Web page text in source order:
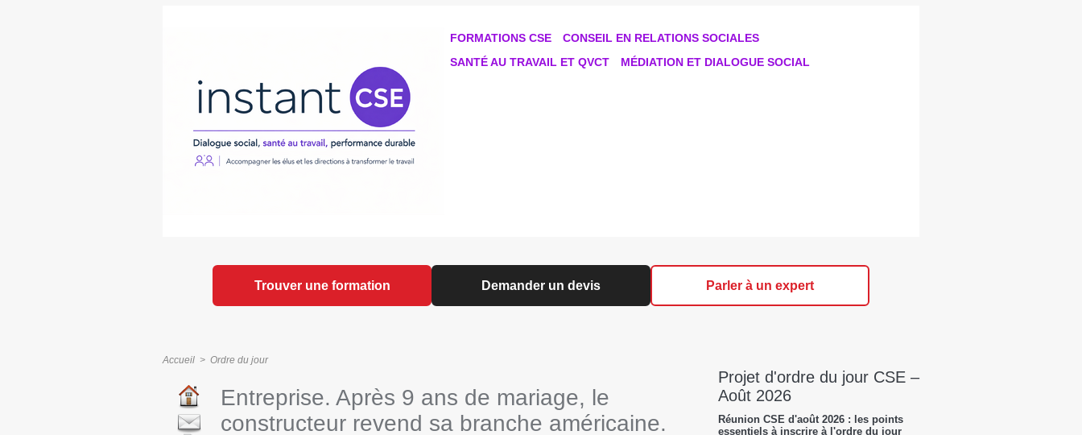
FORMATIONS CSE
CONSEIL EN RELATIONS SOCIALES
SANTÉ AU TRAVAIL ET QVCT
MÉDIATION ET DIALOGUE SOCIAL
Trouver une formation Demander un devis Parler à un expert
Accueil > Ordre du jour
Entreprise. Après 9 ans de mariage, le
constructeur revend sa branche américaine.
Projet d'ordre du jour CSE –
Août 2026
Réunion CSE d'août 2026 : les points
essentiels à inscrire à l'ordre du jour